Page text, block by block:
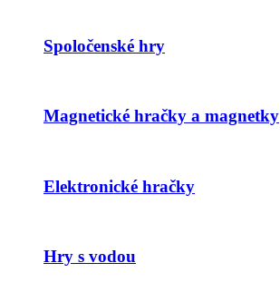
Spoločenské hry
Magnetické hračky a magnetky
Elektronické hračky
Hry s vodou